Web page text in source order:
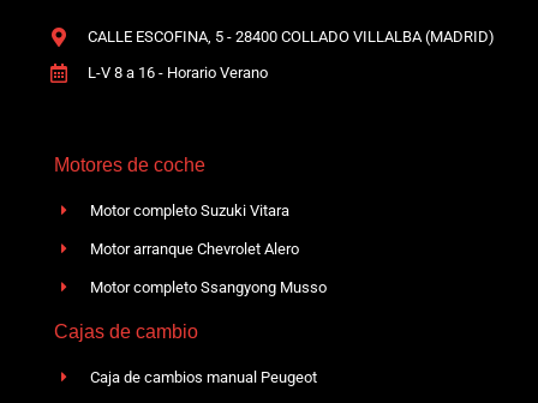
CALLE ESCOFINA, 5 - 28400 COLLADO VILLALBA (MADRID)
L-V 8 a 16 - Horario Verano
Motores de coche
Motor completo Suzuki Vitara
Motor arranque Chevrolet Alero
Motor completo Ssangyong Musso
Cajas de cambio
Caja de cambios manual Peugeot